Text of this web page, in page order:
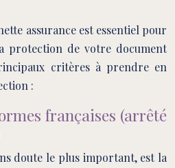
assurance est essentiel pour
protection de votre document
critères à prendre en
:
françaises (arrêté
doute le plus important, est la